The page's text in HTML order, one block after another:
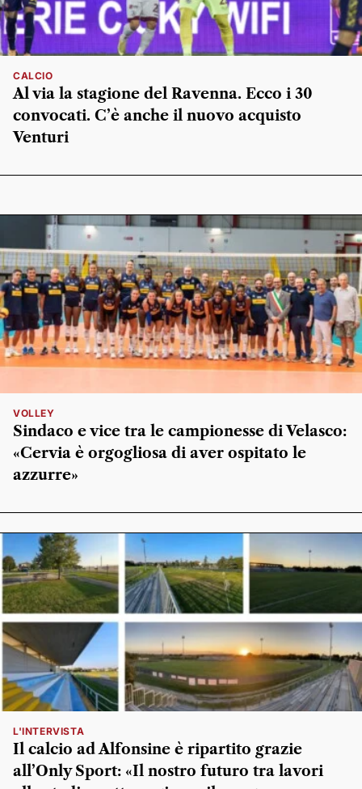
CALCIO
Al via la stagione del Ravenna. Ecco i 30
convocati. C’è anche il nuovo acquisto
Venturi
VOLLEY
Sindaco e vice tra le campionesse di Velasco:
«Cervia è orgogliosa di aver ospitato le
azzurre»
L'INTERVISTA
Il calcio ad Alfonsine è ripartito grazie
all’Only Sport: «Il nostro futuro tra lavori